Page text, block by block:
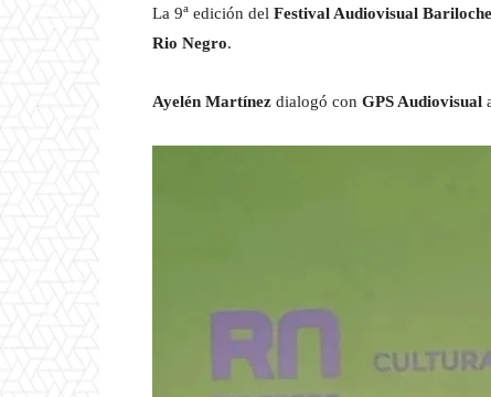
La 9a edición del Festival Audiovisual Bariloche
Rio Negro.
Ayelén Martínez dialogó con GPS Audiovisual